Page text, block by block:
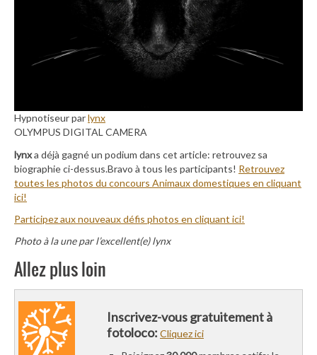
Hypnotiseur parlynx
OLYMPUS DIGITAL CAMERA
lynxa déjà gagné un podium dans cet article: retrouvez sa
biographie ci-dessus.Bravo à tous les participants! Retrouvez
toutes les photos du concours Animaux domestiques en cliquant
ici!
Participez aux nouveaux défis photos en cliquant ici!
Photo à la une par l’excellent(e) lynx
Allez plus loin
Inscrivez-vous gratuitement à
fotoloco: Cliquez ici